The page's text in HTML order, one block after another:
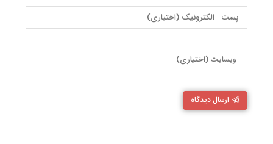
ارسال دیدگاه